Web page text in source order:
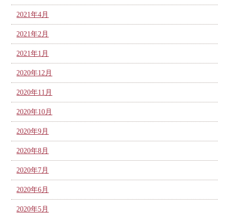
2021年4月
2021年2月
2021年1月
2020年12月
2020年11月
2020年10月
2020年9月
2020年8月
2020年7月
2020年6月
2020年5月